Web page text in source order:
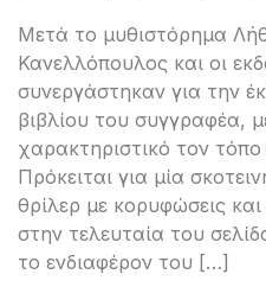
Μετά το μυθιστόρημα
Κανελλόπουλος και οι
συνεργάστηκαν για την
βιβλίου του συγγραφέα,
χαρακτηριστικό τον
Πρόκειται για μία
θρίλερ με κορυφώσεις
στην τελευταία του
το ενδιαφέρον του […]